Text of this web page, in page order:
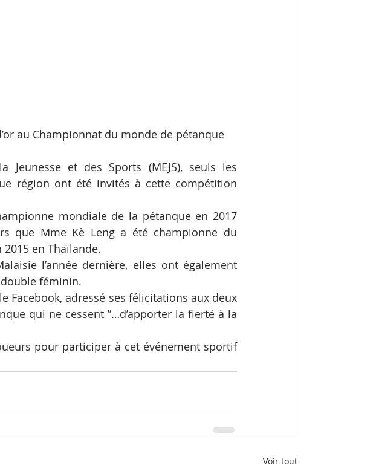
au Championnat du monde de pétanque
Jeunesse et des Sports (MEJS), seuls les
région ont été invités à cette compétition
mondiale de la pétanque en 2017
que Mme Kè Leng a été championne du
en Thaïlande.
l’année dernière, elles ont également
féminin.
Facebook, adressé ses félicitations aux deux
qui ne cessent ”…d’apporter la fierté à la
pour participer à cet événement sportif
Voir tout